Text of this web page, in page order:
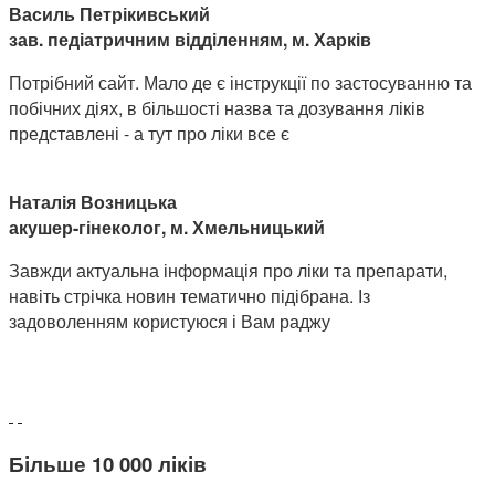
Василь Петрікивський
зав. педіатричним відділенням, м. Харків
Потрібний сайт. Мало де є інструкції по застосуванню та
побічних діях, в більшості назва та дозування ліків
представлені - а тут про ліки все є
Наталія Возницька
акушер-гінеколог, м. Хмельницький
Завжди актуальна інформація про ліки та препарати,
навіть стрічка новин тематично підібрана. Із
задоволенням користуюся і Вам раджу
Більше 10 000 ліків